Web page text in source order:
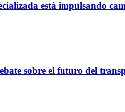
está impulsando
sobre el futuro del